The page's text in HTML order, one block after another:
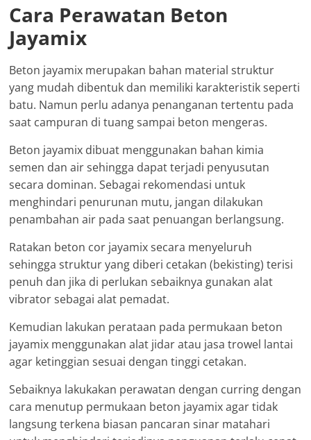
Cara Perawatan Beton
Jayamix
Beton jayamix merupakan bahan material struktur
yang mudah dibentuk dan memiliki karakteristik seperti
batu. Namun perlu adanya penanganan tertentu pada
saat campuran di tuang sampai beton mengeras.
Beton jayamix dibuat menggunakan bahan kimia
semen dan air sehingga dapat terjadi penyusutan
secara dominan. Sebagai rekomendasi untuk
menghindari penurunan mutu, jangan dilakukan
penambahan air pada saat penuangan berlangsung.
Ratakan beton cor jayamix secara menyeluruh
sehingga struktur yang diberi cetakan (bekisting) terisi
penuh dan jika di perlukan sebaiknya gunakan alat
vibrator sebagai alat pemadat.
Kemudian lakukan perataan pada permukaan beton
jayamix menggunakan alat jidar atau jasa trowel lantai
agar ketinggian sesuai dengan tinggi cetakan.
Sebaiknya lakukakan perawatan dengan curring dengan
cara menutup permukaan beton jayamix agar tidak
langsung terkena biasan pancaran sinar matahari